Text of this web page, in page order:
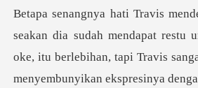
ah mendapat restu
oke, itu berlebihan, tapi Tra